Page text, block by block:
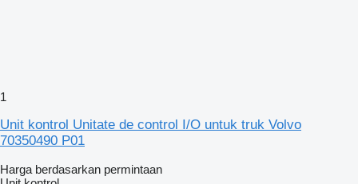
1
Unit kontrol Unitate de control I/O untuk truk Volvo
70350490 P01
Harga berdasarkan permintaan